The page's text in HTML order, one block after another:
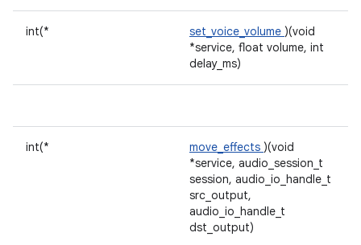
int(* set_voice_volume )(void
*service, float volume, int
delay_ms)
int(* move_effects )(void
*service, audio_session_t
session, audio_io_handle_t
src_output,
audio_io_handle_t
dst_output)